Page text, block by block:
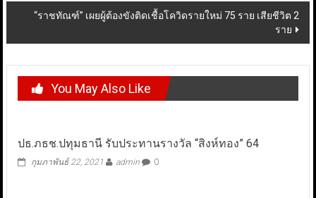
“ราชทัณฑ์” เผยผู้ต้องขังติดเชื้อโควิดรายใหม่ 75 ราย เสียชีวิต 2
ราย
You May Also Like
ปธ.ภธช.ปทุมธานี รับประทานรางวัล “สิงห์ทอง” 64
กุมภาพันธ์ 22, 2021 admin 0